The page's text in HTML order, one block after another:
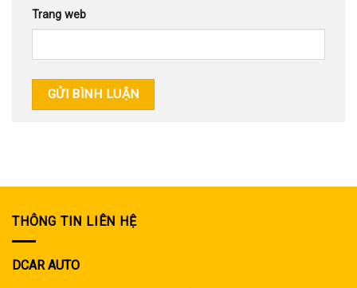
Trang web
THÔNG TIN LIÊN HỆ
DCAR AUTO